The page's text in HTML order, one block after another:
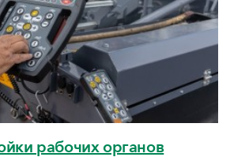
рабочих органов